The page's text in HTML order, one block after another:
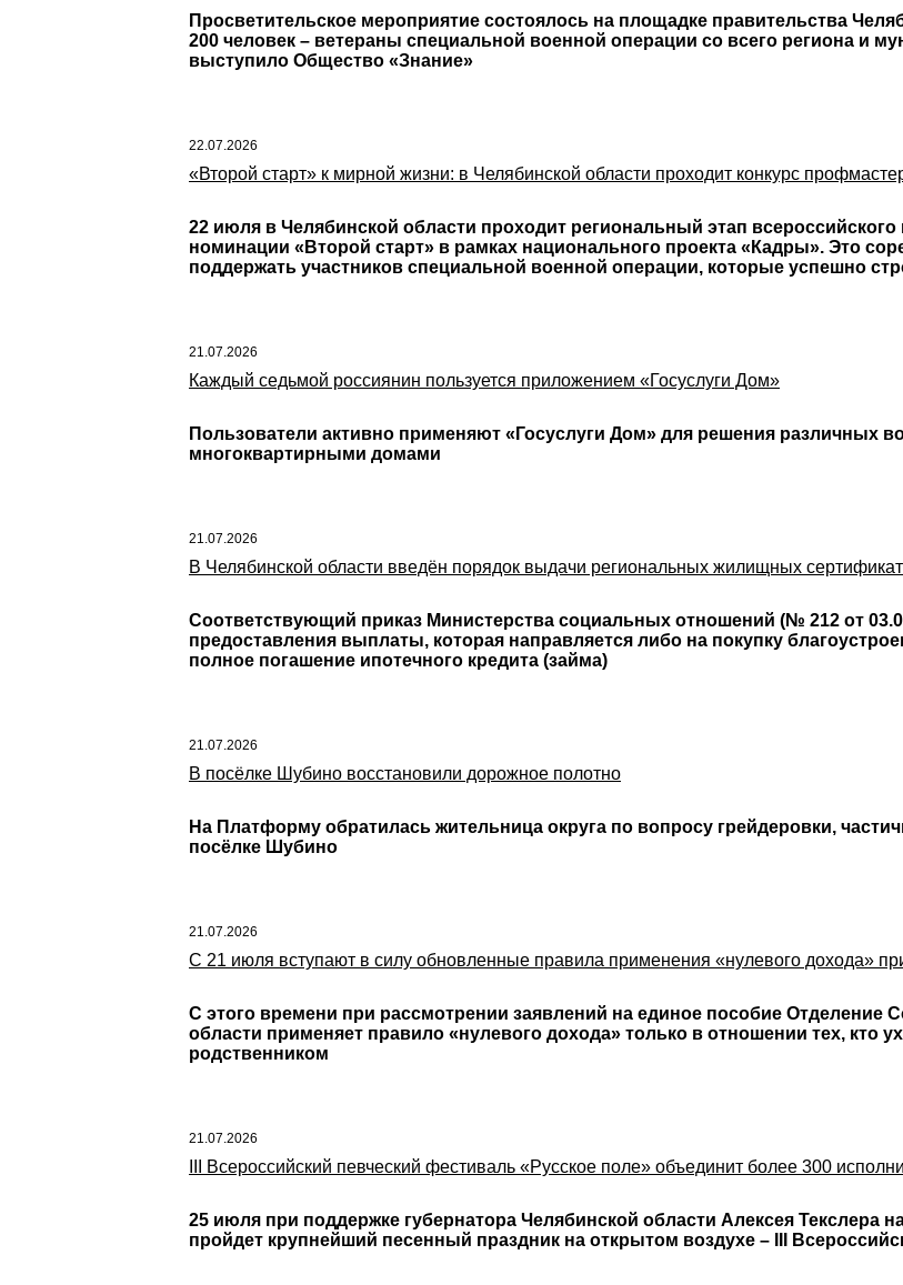
Просветительское мероприятие состоялось на площадке правительства
200 человек – ветераны специальной военной операции со всего региона и
выступило Общество «Знание»
22.07.2026
«Второй старт» к мирной жизни: в Челябинской области проходит конкурс
22 июля в Челябинской области проходит региональный этап
номинации «Второй старт» в рамках национального проекта «Кадры». Это
поддержать участников специальной военной операции, которые успешно
21.07.2026
Каждый седьмой россиянин пользуется приложением «Госуслуги Дом»
Пользователи активно применяют «Госуслуги Дом» для решения различных
многоквартирными домами
21.07.2026
В Челябинской области введён порядок выдачи региональных жилищных
Соответствующий приказ Министерства социальных отношений (№ 212 от
предоставления выплаты, которая направляется либо на покупку
полное погашение ипотечного кредита (займа)
21.07.2026
В посёлке Шубино восстановили дорожное полотно
На Платформу обратилась жительница округа по вопросу грейдеровки,
посёлке Шубино
21.07.2026
С 21 июля вступают в силу обновленные правила применения «нулевого дохода»
С этого времени при рассмотрении заявлений на единое пособие Отделение
области применяет правило «нулевого дохода» только в отношении тех, кто
родственником
21.07.2026
III Всероссийский певческий фестиваль «Русское поле» объединит более 300
25 июля при поддержке губернатора Челябинской области Алексея Текслера
пройдет крупнейший песенный праздник на открытом воздухе – III